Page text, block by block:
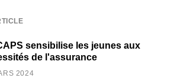
sensibilise les jeunes aux
de l'assurance
2024